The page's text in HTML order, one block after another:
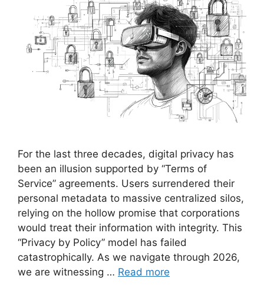
For the last three decades, digital privacy has
been an illusion supported by “Terms of
Service” agreements. Users surrendered their
personal metadata to massive centralized silos,
relying on the hollow promise that corporations
would treat their information with integrity. This
“Privacy by Policy” model has failed
catastrophically. As we navigate through 2026,
we are witnessing … Read more